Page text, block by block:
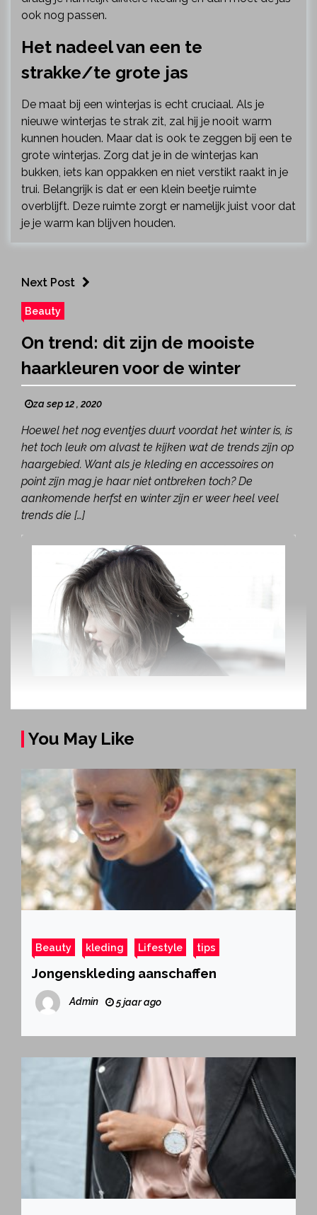
ook nog passen.
Het nadeel van een te
strakke/te grote jas
De maat bij een winterjas is echt cruciaal. Als je
nieuwe winterjas te strak zit, zal hij je nooit warm
kunnen houden. Maar dat is ook te zeggen bij een te
grote winterjas. Zorg dat je in de winterjas kan
bukken, iets kan oppakken en niet verstikt raakt in je
trui. Belangrijk is dat er een klein beetje ruimte
overblijft. Deze ruimte zorgt er namelijk juist voor dat
je je warm kan blijven houden.
Next Post
Beauty
On trend: dit zijn de mooiste
haarkleuren voor de winter
za sep 12 , 2020
Hoewel het nog eventjes duurt voordat het winter is, is
het toch leuk om alvast te kijken wat de trends zijn op
haargebied. Want als je kleding en accessoires on
point zijn mag je haar niet ontbreken toch? De
aankomende herfst en winter zijn er weer heel veel
trends die […]
You May Like
Beauty kleding Lifestyle tips
Jongenskleding aanschaffen
Admin 5 jaar ago